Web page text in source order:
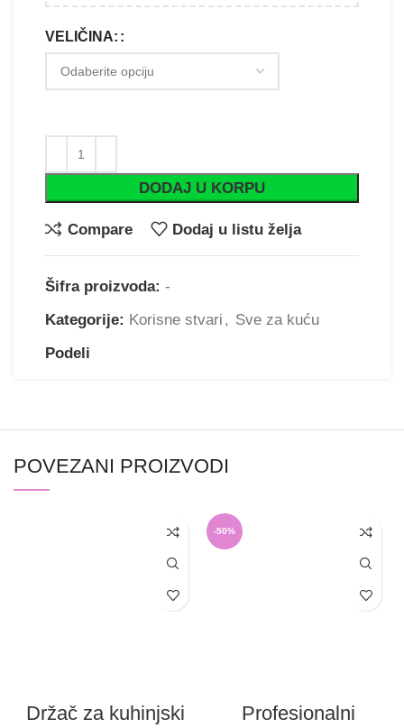
VELIČINA:
DODAJ U KORPU
Compare Dodaj u listu želja
Šifra proizvoda: -
Kategorije: Korisne stvari , Sve za kuću
Podeli
POVEZANI PROIZVODI
Držač za kuhinjski
-50%
Profesionalni